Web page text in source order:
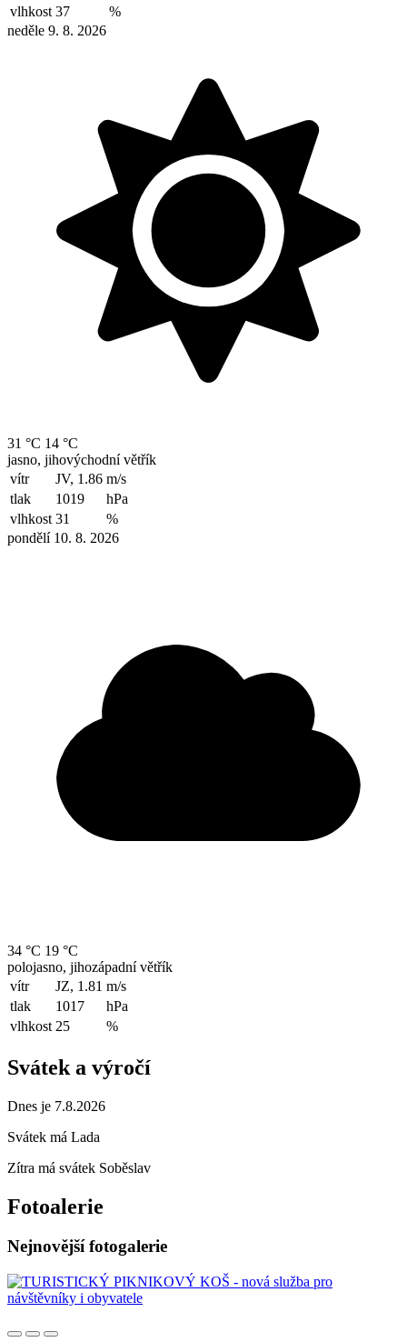
vlhkost 37
%
neděle 9. 8. 2026
31 °C 14 °C
jasno, jihovýchodní větřík
vítr
JV, 1.86 m/s
tlak
1019
hPa
vlhkost 31
%
pondělí 10. 8. 2026
34 °C 19 °C
polojasno, jihozápadní větřík
vítr
JZ, 1.81 m/s
tlak
1017
hPa
vlhkost 25 %
Svátek a výročí
Dnes je 7.8.2026
Svátek má Lada
Zítra má svátek Soběslav
Fotoalerie
Nejnovější fotogalerie